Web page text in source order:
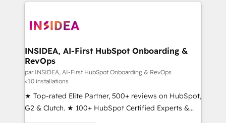
INSIDEA, AI-First HubSpot Onboarding &
RevOps
par INSIDEA, AI-First HubSpot Onboarding & RevOps
<10 installations
★ Top-rated Elite Partner, 500+ reviews on HubSpot,
G2 & Clutch. ★ 100+ HubSpot Certified Experts &